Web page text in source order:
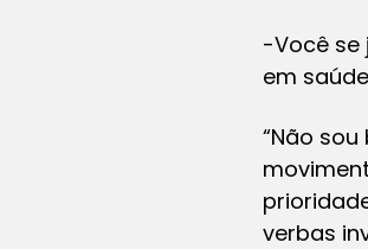
-Você se
em
“Não
verbas